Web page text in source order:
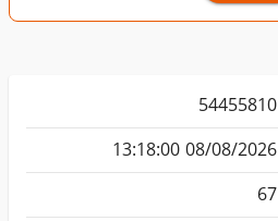
54455810
08/08/2026 13:18:00
67